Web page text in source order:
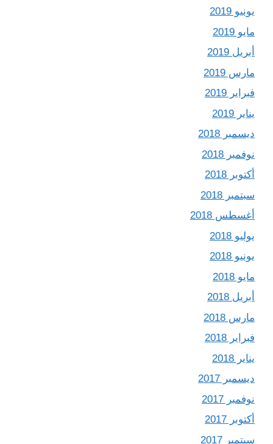
يونيو 2019
مايو 2019
أبريل 2019
مارس 2019
فبراير 2019
يناير 2019
ديسمبر 2018
نوفمبر 2018
أكتوبر 2018
سبتمبر 2018
أغسطس 2018
يوليو 2018
يونيو 2018
مايو 2018
أبريل 2018
مارس 2018
فبراير 2018
يناير 2018
ديسمبر 2017
نوفمبر 2017
أكتوبر 2017
سبتمبر 2017